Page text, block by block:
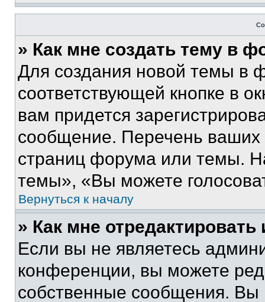
» Как мне создать тему в
Для создания новой темы в
соответствующей кнопке в
вам придется
сообщение. Перечень ваших
страниц форума или темы.
темы», «Вы можете
Вернуться к началу
» Как мне
Если вы не являетесь
конференции, вы можете
собственные сообщения. Вы